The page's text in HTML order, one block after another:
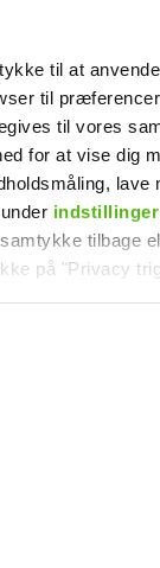
til at
til
til vores
for at vise dig
lave
indstillinger
tilbage
på "Privacy
til at
samt til brug
med